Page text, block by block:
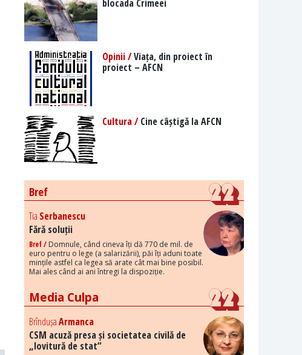
blocada Crimeei
Opinii /Viața, din proiect în
proiect – AFCN
Cultura /Cine câștigă la AFCN
Bref
Tia Serbanescu
Fără soluții
Bref / Domnule, când cineva îți dă 770 de mil. de
euro pentru o lege (a salarizării), păi îți aduni toate
mințile astfel ca legea să arate cât mai bine posibil.
Mai ales când ai ani întregi la dispoziție.
Media Culpa
BrîndușaArmanca
CSM acuză presa și societatea civilă de
„lovitură de stat”